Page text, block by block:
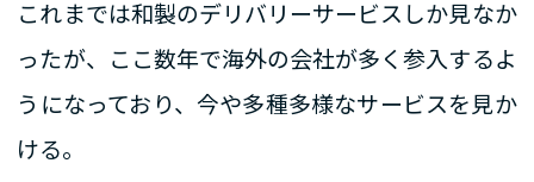
これまでは和製のデリバリーサービスしか見なか
ったが、ここ数年で海外の会社が多く参入するよ
うになっており、今や多種多様なサービスを見か
ける。